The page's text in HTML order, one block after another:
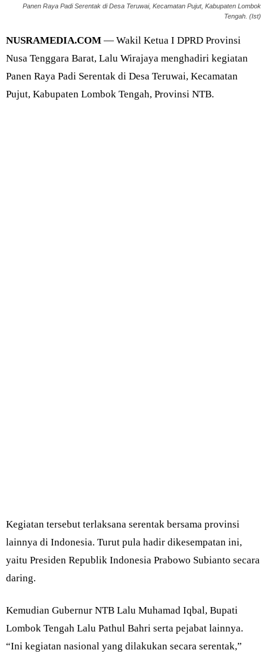
Panen Raya Padi Serentak di Desa Teruwai, Kecamatan Pujut, Kabupaten Lombok
Tengah. (Ist)
NUSRAMEDIA.COM — Wakil Ketua I DPRD Provinsi
Nusa Tenggara Barat, Lalu Wirajaya menghadiri kegiatan
Panen Raya Padi Serentak di Desa Teruwai, Kecamatan
Pujut, Kabupaten Lombok Tengah, Provinsi NTB.
Kegiatan tersebut terlaksana serentak bersama provinsi
lainnya di Indonesia. Turut pula hadir dikesempatan ini,
yaitu Presiden Republik Indonesia Prabowo Subianto secara
daring.
Kemudian Gubernur NTB Lalu Muhamad Iqbal, Bupati
Lombok Tengah Lalu Pathul Bahri serta pejabat lainnya.
“Ini kegiatan nasional yang dilakukan secara serentak,”